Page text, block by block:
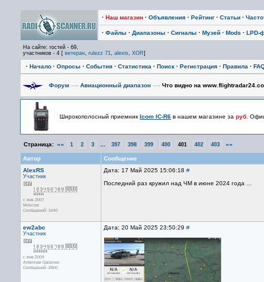
· Наш магазин · Объявления · Рейтинг · Статьи ·
· Файлы · Диапазоны · Сигналы · Музей · Mods · LPD-
На сайте: гостей - 69,
участников - 4 [ ветеран, rulezz 71, alexis, XOR]
· Начало · Опросы · События · Статистика · Поиск · Регистрация · Правила ·
Форум —› Авиационный диапазон —› Что видно на
Широкополосный приемник Icom IC-R6 в нашем магазине за руб.
Страница: «« 1 2 3 397 398 399 400 401 402 403 »»
Автор
Сообщение
AlexRS
Участник
с янв 2007
Moscow
Сообщений: 1640
Дата: 17 Май 2025 15:06:18 #
Последний раз кружил над ЧМ в июне 2024 года ...
ew2abc
Участник
с янв 2009
Antennae Galaxies
Сообщений: 2800
Дата: 20 Май 2025 23:50:29 #